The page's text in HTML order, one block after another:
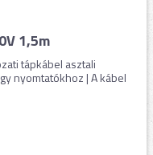
1,5m
tápkábel asztali
nyomtatókhoz | A kábel